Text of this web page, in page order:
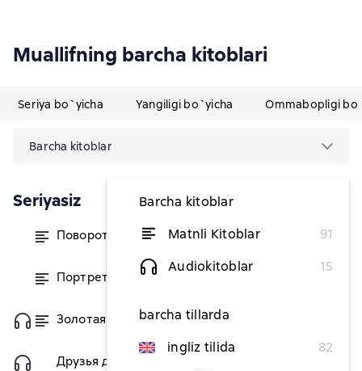
Muallifning barcha kitoblari
Seriya bo`yicha Yangiligi bo`yicha Ommabopligi
Barcha kitoblar
Barcha kitoblar
Matnli Kitoblar
91
Audiokitoblar
15
barcha tillarda
ingliz tilida
82
Seriyasiz
Поворот винта dan 43 490,91 soʻm
Портрет леди
Золотая чаша
Друзья друзей